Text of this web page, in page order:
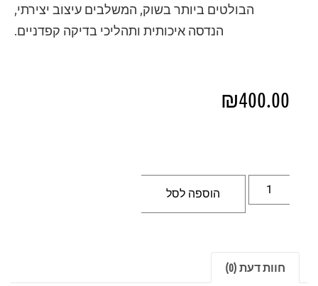
הבולטים ביותר בשוק, המשלבים עיצוב יצירתי,
הנדסה איכותית ותהליכי בדיקה קפדניים.
₪400.00
הוספה לסל
חוות דעת (0)